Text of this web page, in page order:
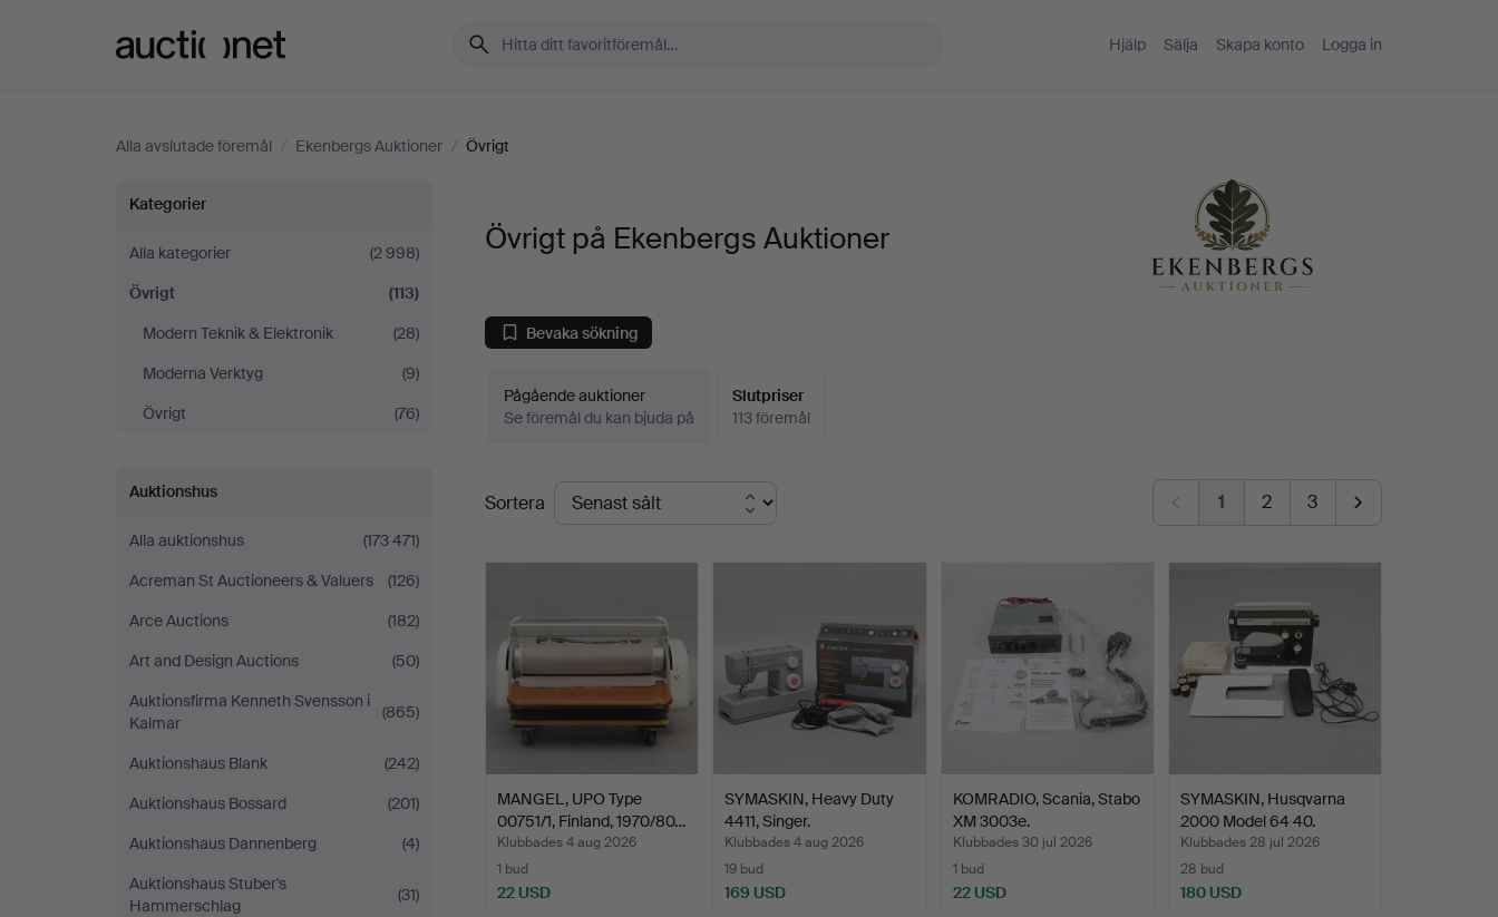
Hjälp Sälja Skapa konto Logga in
Alla avslutade föremål / Ekenbergs Auktioner / Övrigt
Övrigt
på
Ekenbergs
Auktioner
Kategorier
Alla kategorier
(2 998)
Övrigt
(113)
Modern Teknik & Elektronik
(28)
Moderna Verktyg
(9)
Övrigt
(76)
Auktionshus
Alla auktionshus
(173 471)
Acreman St Auctioneers & Valuers
(126)
Arce Auctions
(182)
Art and Design Auctions
(50)
Auktionsfirma Kenneth Svensson i
Kalmar
(865)
Auktionshaus Blank
(242)
Auktionshaus Bossard
(201)
Auktionshaus Dannenberg
(4)
Auktionshaus Stuber's
Hammerschlag
(31)
Övrigt på Ekenbergs Auktioner
Bevaka sökning
Pågående auktioner
Se föremål du kan bjuda på
Slutpriser
113 föremål
Slutpriser
Sortera 1 2 3
MANGEL, UPO Type
00751/1, Finland, 1970/80…
Klubbades 4 aug 2026
1 bud
22 USD
SYMASKIN, Heavy Duty
4411, Singer.
Klubbades 4 aug 2026
19 bud
169 USD
KOMRADIO, Scania, Stabo
XM 3003e.
Klubbades 30 jul 2026
1 bud
22 USD
SYMASKIN, Husqvarna
2000 Model 64 40.
Klubbades 28 jul 2026
28 bud
180 USD